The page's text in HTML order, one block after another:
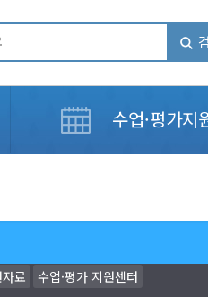
수업·평가지
료
수업·평가 지원센터